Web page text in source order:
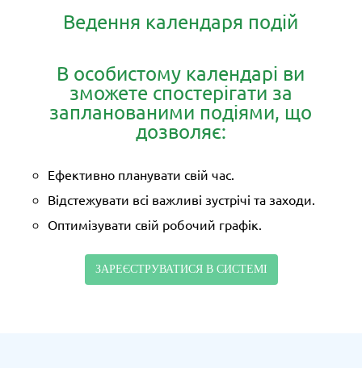
Ведення календаря подій
В особистому календарі ви
зможете спостерігати за
запланованими подіями, що
дозволяє:
Ефективно планувати свій час.
Відстежувати всі важливі зустрічі та заходи.
Оптимізувати свій робочий графік.
ЗАРЕЄСТРУВАТИСЯ В СИСТЕМІ